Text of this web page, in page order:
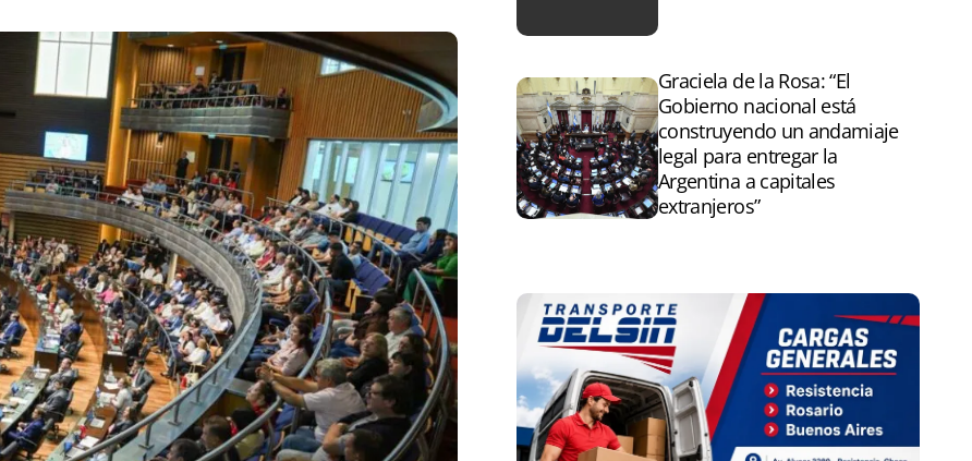
Graciela de la Rosa: “El
Gobierno nacional está
construyendo un andamiaje
legal para entregar la
Argentina a capitales
extranjeros”